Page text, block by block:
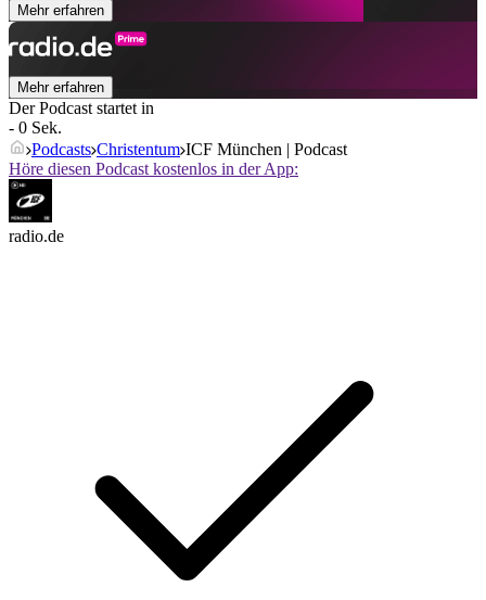
Mehr erfahren
Mehr erfahren
Der Podcast startet in
- 0 Sek.
Podcasts Christentum ICF München | Podcast
Höre diesen Podcast kostenlos in der App:
radio.de